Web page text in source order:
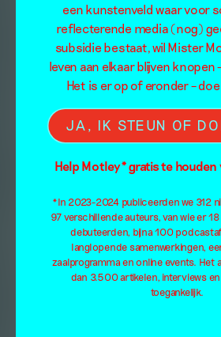
een kunstenveld waar voor
reflecterende media (nog)
subsidie bestaat, wil Mister
leven aan elkaar blijven knopen
Het is er op of eronder –
JA, IK STEUN OF
Help Motley* gratis te houden
*In 2023-2024 publiceerden we 312
97 verschillende auteurs, van wie er
debuteerden, bijna 100
langlopende samenwerkingen,
zaalprogramma en online events. Het
dan 3.500 artikelen, interviews
toegankelijk.